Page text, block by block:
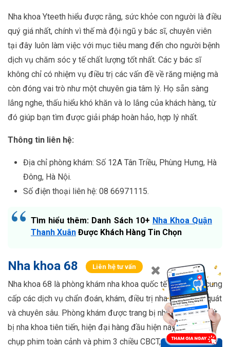
Nha khoa Yteeth hiểu được rằng, sức khỏe con người là điều
quý giá nhất, chính vì thế mà đội ngũ y bác sĩ, chuyên viên
tại đây luôn làm việc với mục tiêu mang đến cho người bệnh
dịch vụ chăm sóc y tế chất lượng tốt nhất. Các y bác sĩ
không chỉ có nhiệm vụ điều trị các vấn đề về răng miệng mà
còn đóng vai trò như một chuyên gia tâm lý. Họ sẵn sàng
lắng nghe, thấu hiểu khó khăn và lo lắng của khách hàng, từ
đó giúp bạn tìm được giải pháp hoàn hảo, hợp lý nhất.
Thông tin liên hệ:
Địa chỉ phòng khám: Số 12A Tân Triều, Phùng Hưng, Hà
Đông, Hà Nội.
Số điện thoại liên hệ: 08 66971115.
Tìm hiểu thêm: Danh Sách 10+ Nha Khoa Quận
Thanh Xuân Được Khách Hàng Tin Chọn
Nha khoa 68 Liên hệ tư vấn
Nha khoa 68 là phòng khám nha khoa quốc tế hiện đang cung
cấp các dịch vụ chẩn đoán, khám, điều trị nha khoa tổng quát
và chuyên sâu. Phòng khám được trang bị những trang thiết
bị nha khoa tiên tiến, hiện đại hàng đầu hiện nay như máy
chụp phim toàn cảnh và phim 3 chiều CBCT, máy điều trị nội